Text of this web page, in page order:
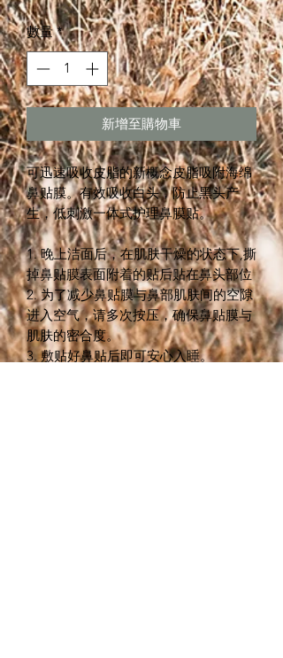
格
數量 *
新增至購物車
可迅速吸收皮脂的新概念皮脂吸附海绵
鼻贴膜。有效吸收白头，防止黑头产
生，低刺激一体式护理鼻膜贴。
1. 晚上洁面后，在肌肤干燥的状态下,撕
掉鼻贴膜表面附着的贴后贴在鼻头部位
2. 为了减少鼻贴膜与鼻部肌肤间的空隙
进入空气，请多次按压，确保鼻贴膜与
肌肤的密合度。
3. 敷贴好鼻贴后即可安心入睡。